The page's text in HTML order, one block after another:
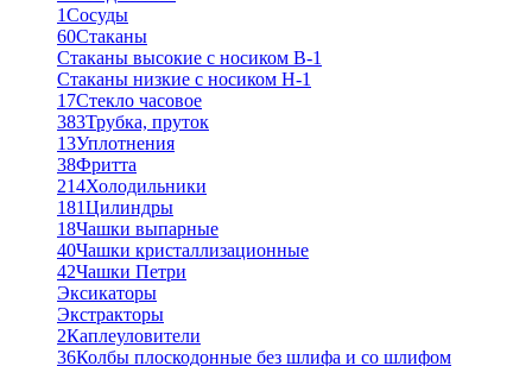
1Сосуды
60Стаканы
Стаканы высокие с носиком В-1
Стаканы низкие с носиком Н-1
17Стекло часовое
383Трубка, пруток
13Уплотнения
38Фритта
214Холодильники
181Цилиндры
18Чашки выпарные
40Чашки кристаллизационные
42Чашки Петри
Эксикаторы
Экстракторы
2Каплеуловители
36Колбы плоскодонные без шлифа и со шлифом